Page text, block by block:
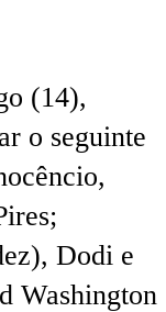
(14),
o seguinte
Dodi e
Washington